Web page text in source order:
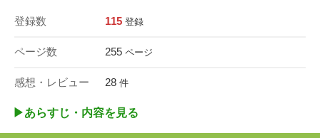
登録数 115 登録
ページ数 255 ページ
感想・レビュー 28 件
▶︎あらすじ・内容を見る